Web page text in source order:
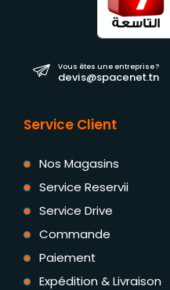
Vous êtes une entreprise ?
devis@spacenet.tn
Service Client
Nos Magasins
Service Reservii
Service Drive
Commande
Paiement
Expédition & Livraison